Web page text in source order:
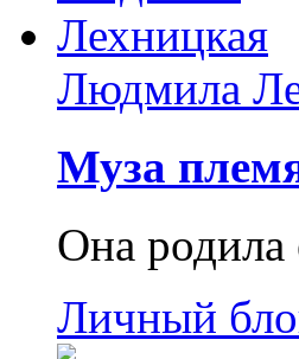
Людмила
Муза
Она родила
Личный